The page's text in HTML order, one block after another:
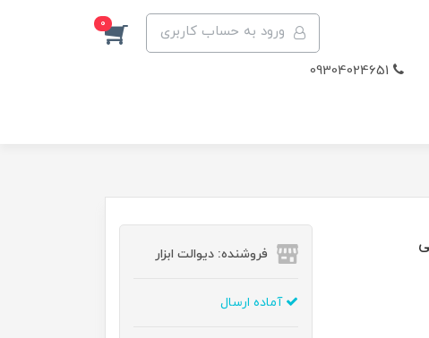
ورود به حساب کاربری 0
فروشنده: دیوالت ابزار
آماده ارسال